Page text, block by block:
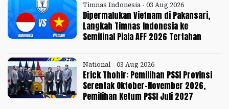
Timnas Indonesia - 03 Aug 2026
Dipermalukan Vietnam di Pakansari,
Langkah Timnas Indonesia ke
Semifinal Piala AFF 2026 Tertahan
National - 03 Aug 2026
Erick Thohir: Pemilihan PSSI Provinsi
Serentak Oktober-November 2026,
Pemilihan Ketum PSSI Juli 2027